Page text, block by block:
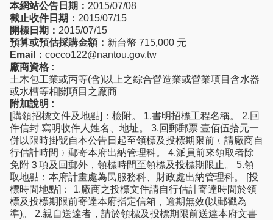
本網站公告日期： 2015/07/08
截止收件日期： 2015/07/15
開標日期： 2015/07/15
預算或預估採購金額： 新台幣 715,000 元
Email： cocco122@nantou.gov.tw
廠商資格 :
土木包工業或丙等(含)以上之綜合營造業或營業項目含水器
或水槽等相關項目之廠商
附加說明 :
[購領招標文件及地點]：檢附。 1.書明招標工程名稱。 2.回
件信封 寫明收件人姓名、地址。 3.回郵郵票 壹佰伍拾元一
併以限時掛號自本公告日起至領標及投標期限前﹙請廠商自
行估計時間﹚郵寄本府出納管理科。 4.派員前來領取者除
免附３項及回郵外，領標時間至領標及投標期限止。 5.領
取地點：本府計畫處為民服務科、財政處出納管理科。 [投
標時間地點]： 1.廠商之投標文件請自行估計寄達時間於領
標及投標期限前寄達本府指定信箱，逾期無效(以郵戳為
準)。 2.親自送達者，請於領標及投標期限前送達本府文書